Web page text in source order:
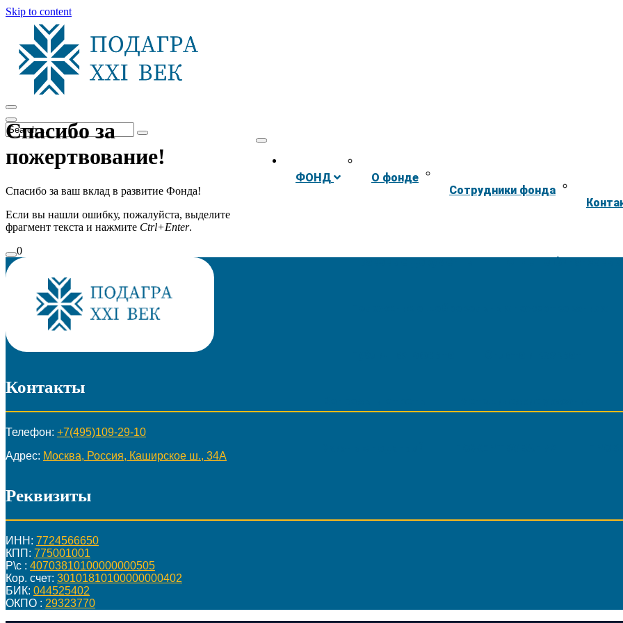
Skip to content
ФОНД
О фонде
Сотрудники фонда
Правовые документы Отчет о финансовых
Спасибо за
пожертвование!
Спасибо за ваш вклад в развитие Фонда!
Если вы нашли ошибку, пожалуйста, выделите
фрагмент текста и нажмите Ctrl+Enter.
0
Контакты
Телефон: +7(495)109-29-10
Адрес: Москва, Россия, Каширское ш., 34А
Реквизиты
ИНН: 7724566650
КПП: 775001001
Р\с : 40703810100000000505
Кор. счет: 30101810100000000402
БИК: 044525402
ОКПО : 29323770